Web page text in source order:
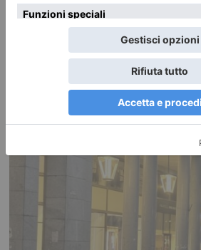
RECENTI: